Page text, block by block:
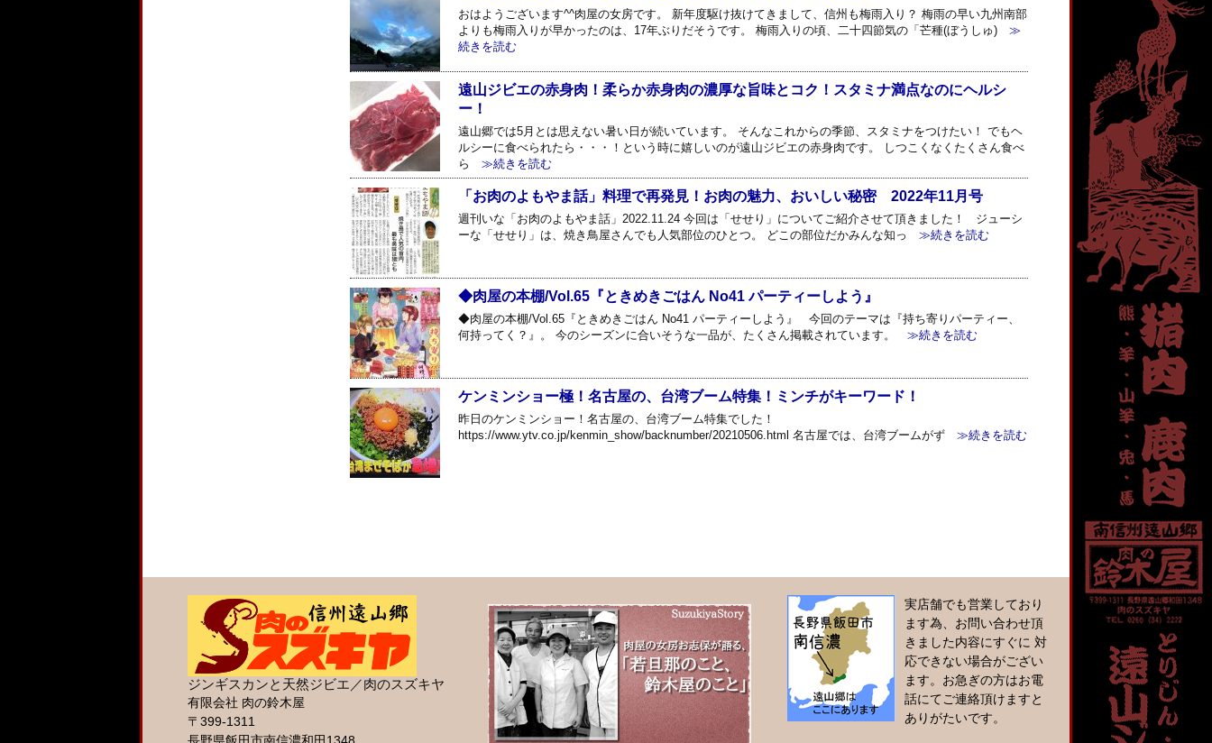
おはようございます^^肉屋の女房です。 新年度駆け抜けてきまして、信州も梅雨入り？ 梅雨の早い九州南部
よりも梅雨入りが早かったのは、17年ぶりだそうです。 梅雨入りの頃、二十四節気の「芒種(ぼうしゅ)≫
続きを読む
遠山ジビエの赤身肉！柔らか赤身肉の濃厚な旨味とコク！スタミナ満点なのにヘルシ
ー！
遠山郷では5月とは思えない暑い日が続いています。 そんなこれからの季節、スタミナをつけたい！ でもヘ
ルシーに食べられたら・・・！という時に嬉しいのが遠山ジビエの赤身肉です。 しつこくなくたくさん食べ
ら
≫続きを読む
「お肉のよもやま話」料理で再発見！お肉の魅力、おいしい秘密 2022年11月号
週刊いな「お肉のよもやま話」2022.11.24 今回は「せせり」についてご紹介させて頂きました！ ジューシ
ーな「せせり」は、焼き鳥屋さんでも人気部位のひとつ。 どこの部位だかみんな知っ
≫続きを読む
◆肉屋の本棚/Vol.65『ときめきごはん No41 パーティーしよう』
◆肉屋の本棚/Vol.65『ときめきごはん No41 パーティーしよう』 今回のテーマは『持ち寄りパーティー、
何持ってく？』。 今のシーズンに合いそうな一品が、たくさん掲載されています。
≫続きを読む
ケンミンショー極！名古屋の、台湾ブーム特集！ミンチがキーワード！
昨日のケンミンショー！名古屋の、台湾ブーム特集でした！
https://www.ytv.co.jp/kenmin_show/backnumber/20210506.html 名古屋では、台湾ブームがず≫続きを読む
ジンギスカンと天然ジビエ／肉のスズキヤ
有限会社 肉の鈴木屋
〒399-1311
実店舗でも営業しており
ます為、お問い合わせ頂
きました内容にすぐに 対
応できない場合がござい
ます。お急ぎの方はお電
話にてご連絡頂けますと
ありがたいです。